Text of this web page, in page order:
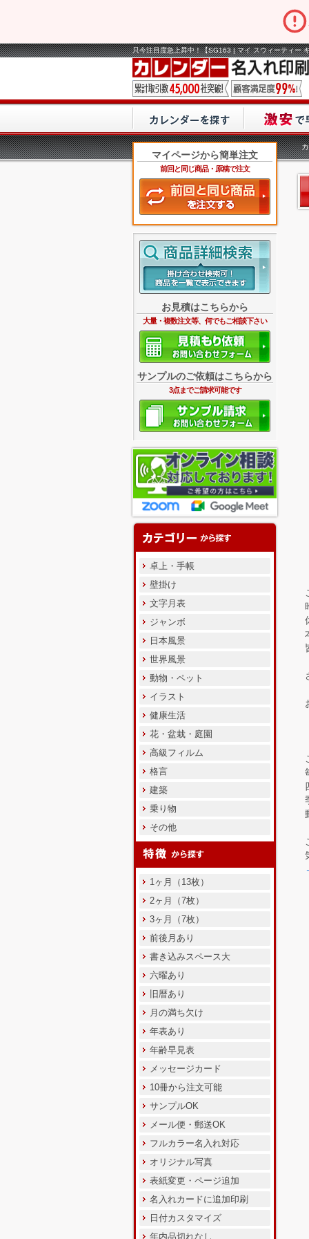
只今注目度急上昇中！【SG163 | マイ スウィーティー
マイページから簡単注文
前回と同じ商品・原稿で注文
お見積はこちらから
大量・複数注文等、何でもご相談下さい
サンプルのご依頼はこちらから
3点までご請求可能です
卓上・手帳
壁掛け
文字月表
ジャンボ
日本風景
世界風景
動物・ペット
イラスト
健康生活
花・盆栽・庭園
高級フィルム
格言
建築
乗り物
その他
1ヶ月（13枚）
2ヶ月（7枚）
3ヶ月（7枚）
前後月あり
書き込みスペース大
六曜あり
旧暦あり
月の満ち欠け
年表あり
年齢早見表
メッセージカード
10冊から注文可能
サンプルOK
メール便・郵送OK
フルカラー名入れ対応
オリジナル写真
表紙変更・ページ追加
名入れカードに追加印刷
日付カスタマイズ
年内品切れなし